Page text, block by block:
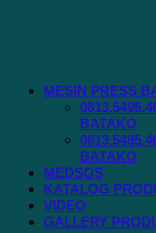
MESIN PRESS
BATAKO
BATAKO
MEDSOS
KATALOG
VIDEO
GALLERY